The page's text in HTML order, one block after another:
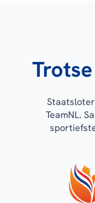
TeamNL.